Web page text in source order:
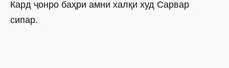
Кард ҷонро баҳри амни халқи худ Сарвар
сипар.